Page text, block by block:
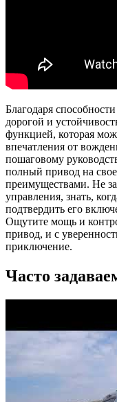
Благодаря
дорогой и
функцией, которая
впечатления от
пошаговому
полный привод на
преимуществами. Не
управления, знать,
подтвердить его
Ощутите мощь и
привод, и с
приключение.
Часто